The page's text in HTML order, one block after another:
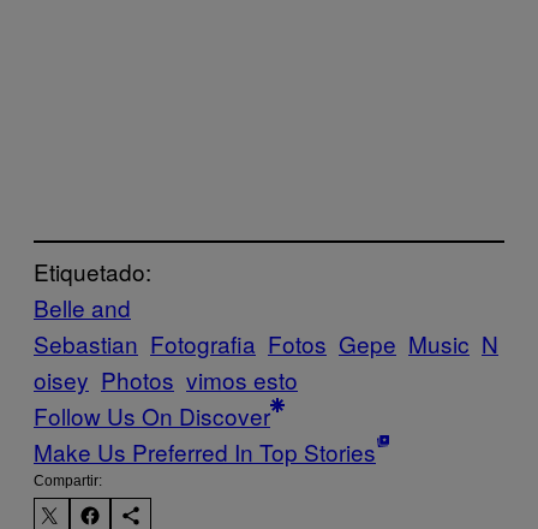
Etiquetado:
Belle and
Sebastian Fotografia Fotos Gepe Music N
oisey Photos vimos esto
Follow Us On Discover
Make Us Preferred In Top Stories
Compartir: